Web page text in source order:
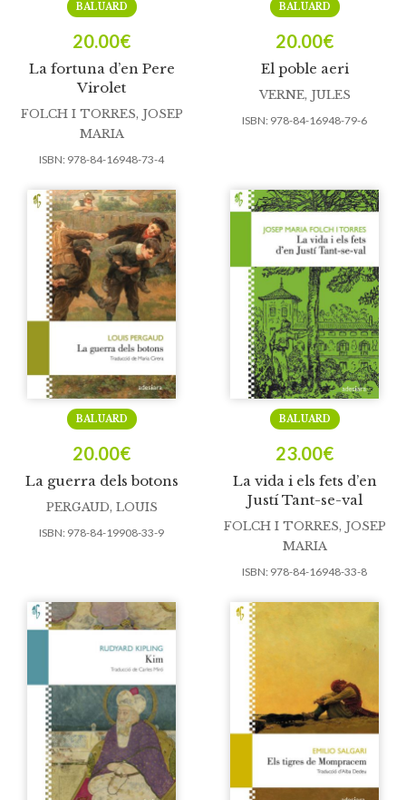
La fortuna d’en Pere
Virolet
BALUARD
20.00€
FOLCH I TORRES, JOSEP
MARIA
ISBN: 978-84-16948-73-4
El poble aeri
BALUARD
20.00€
VERNE, JULES
ISBN: 978-84-16948-79-6
La guerra dels botons
BALUARD
20.00€
PERGAUD, LOUIS
ISBN: 978-84-19908-33-9
La vida i els fets d’en
Justí Tant-se-val
BALUARD
23.00€
FOLCH I TORRES, JOSEP
MARIA
ISBN: 978-84-16948-33-8